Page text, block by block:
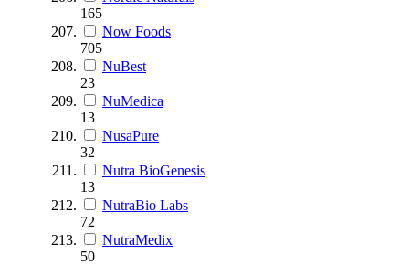
165
Now Foods
705
NuBest
23
NuMedica
13
NusaPure
32
Nutra BioGenesis
13
NutraBio Labs
72
NutraMedix
50